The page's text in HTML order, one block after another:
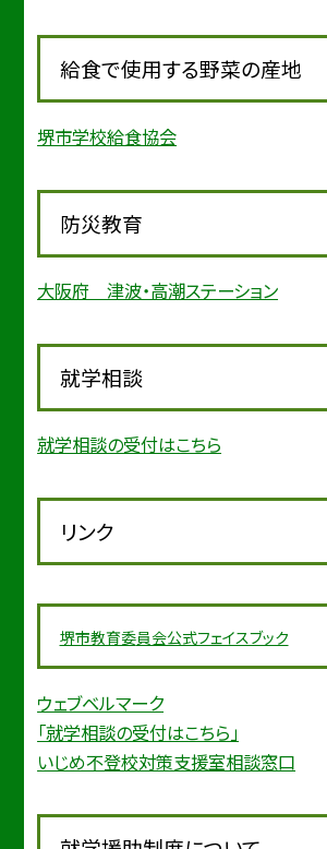
給食で使用する野菜の産地
堺市学校給食協会
防災教育
大阪府 津波・高潮ステーション
就学相談
就学相談の受付はこちら
リンク
堺市教育委員会公式フェイスブック
ウェブベルマーク
「就学相談の受付はこちら」
いじめ不登校対策支援室相談窓口